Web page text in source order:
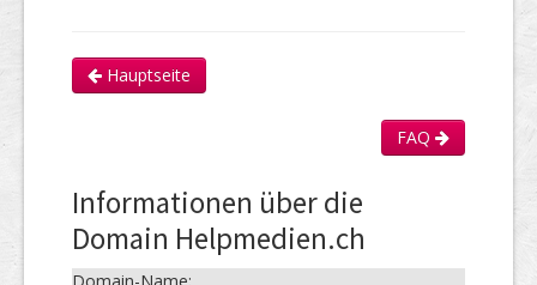
Hauptseite
FAQ
Informationen über die
Domain Helpmedien.ch